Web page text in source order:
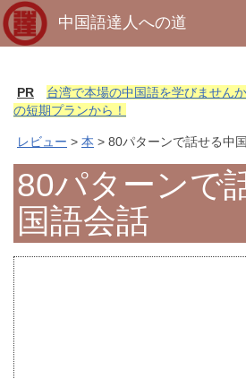
中国語達人への道
PR
台湾で本場の中国語を学びません
の短期プランから！
レビュー > 本 > 80パターンで話せる中
80パターンで
国語会話